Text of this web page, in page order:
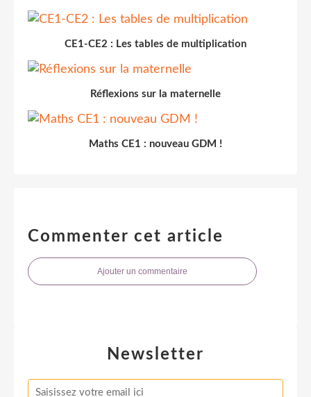
CE1-CE2 : Les tables de multiplication
Réflexions sur la maternelle
Maths CE1 : nouveau GDM !
Commenter cet article
Ajouter un commentaire
Newsletter